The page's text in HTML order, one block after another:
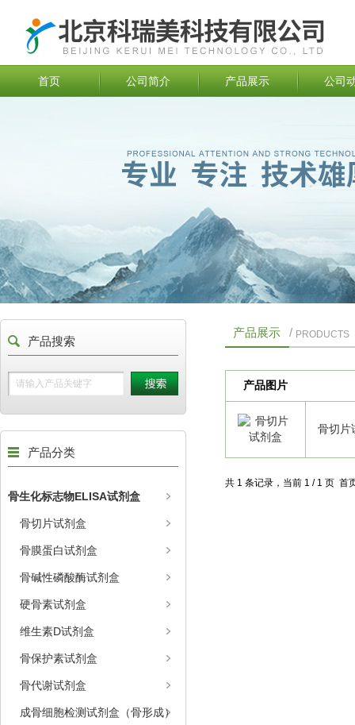
首页 公司简介 产品展示 公司
产品搜索
产品分类
骨生化标志物ELISA试剂盒
骨切片试剂盒
骨膜蛋白试剂盒
骨碱性磷酸酶试剂盒
硬骨素试剂盒
维生素D试剂盒
骨保护素试剂盒
骨代谢试剂盒
成骨细胞检测试剂盒（骨形成）
产品展示 / PRODUCTS
产品图片
骨切片
共 1 条记录，当前 1 / 1 页